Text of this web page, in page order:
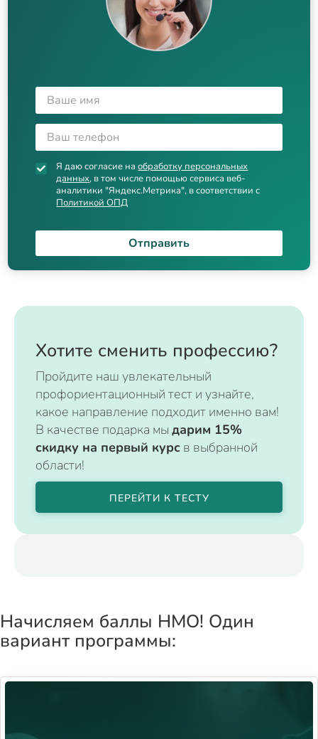
Я даю согласие наобработку персональных
данных, в том числе помощью сервиса веб-
аналитики "Яндекс.Метрика", в соответствии с
Политикой ОПД
Отправить
Хотите сменить профессию?
Пройдите наш увлекательный
профориентационный тест и узнайте,
какое направление подходит именно вам!
В качестве подарка мы дарим 15%
скидку на первый курс в выбранной
области!
ПЕРЕЙТИ К ТЕСТУ
Начисляем баллы НМО! Один
вариант программы: